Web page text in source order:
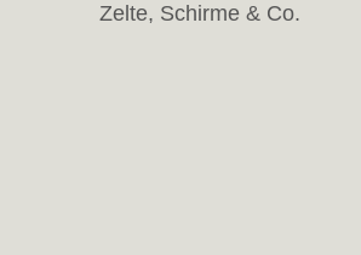
Zelte, Schirme & Co.